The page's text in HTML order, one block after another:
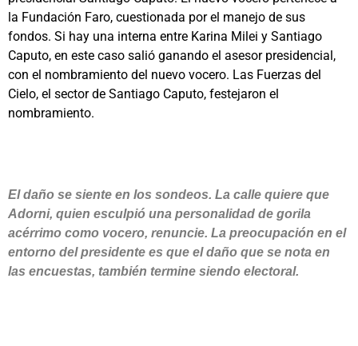
la Fundación Faro, cuestionada por el manejo de sus
fondos. Si hay una interna entre Karina Milei y Santiago
Caputo, en este caso salió ganando el asesor presidencial,
con el nombramiento del nuevo vocero. Las Fuerzas del
Cielo, el sector de Santiago Caputo, festejaron el
nombramiento.
El daño se siente en los sondeos. La calle quiere que
Adorni, quien esculpió una personalidad de gorila
acérrimo como vocero, renuncie. La preocupación en el
entorno del presidente es que el daño que se nota en
las encuestas, también termine siendo electoral.